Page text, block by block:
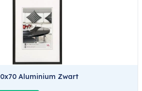
Aluminium Zwart